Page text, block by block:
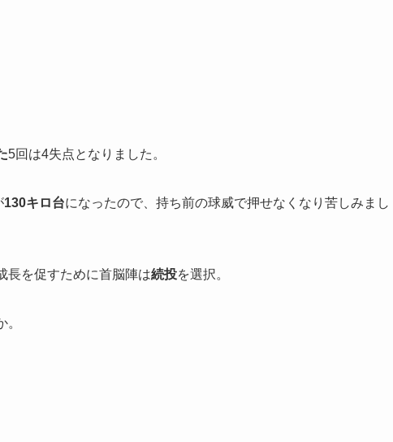
5回は4失点となりました。
130キロ台になったので、持ち前の球威で押せなくなり苦しみまし
長を促すために首脳陣は続投を選択。